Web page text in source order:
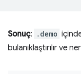
Sonuç: .demo
bulanıklaştırılır ve